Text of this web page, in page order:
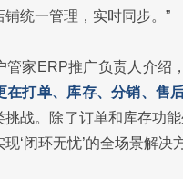
统一管理，实时同步。”
管家ERP推广负责人介绍
在打单、库存、分销、售
挑战。除了订单和库存功
‘闭环无忧’的全场景解决